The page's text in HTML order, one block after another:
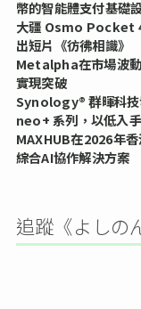
幣的智能體支付基礎
大疆 Osmo Pocket
出短片《彷彿相識》
Metalpha在市場波
實現突破
Synology® 群暉科
neo+ 系列，以低入
MAXHUB在2026年
綜合AI協作解決方案
追蹤《よしの